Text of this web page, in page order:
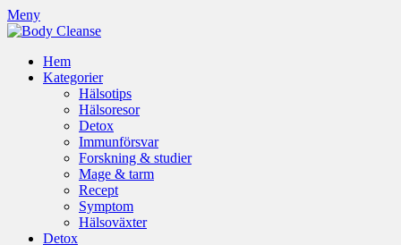
Meny
Hem
Kategorier
Hälsotips
Hälsoresor
Detox
Immunförsvar
Forskning & studier
Mage & tarm
Recept
Symptom
Hälsoväxter
Detox